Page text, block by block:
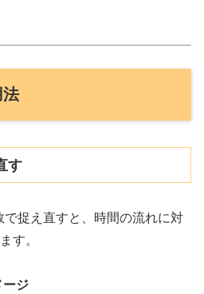
法
す
で捉え直すと、時間の流れに対
す。
ージ